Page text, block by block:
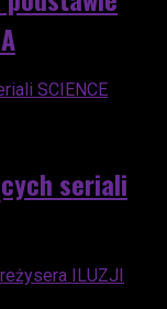
seriali